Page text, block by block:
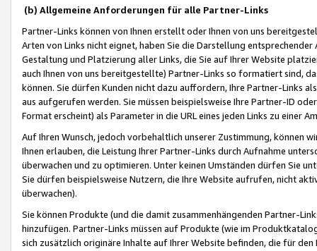
(b) Allgemeine Anforderungen für alle Partner-Links
Partner-Links können von Ihnen erstellt oder Ihnen von uns
Arten von Links nicht eignet, haben Sie die Darstellung
Gestaltung und Platzierung aller Links, die Sie auf Ihrer Website
auch Ihnen von uns bereitgestellte) Partner-Links so formatiert sind,
können. Sie dürfen Kunden nicht dazu auffordern, Ihre Partner-Links
aus aufgerufen werden. Sie müssen beispielsweise Ihre Partner-ID
Format erscheint) als Parameter in die URL eines jeden Links zu einer
Auf Ihren Wunsch, jedoch vorbehaltlich unserer Zustimmung, können
Ihnen erlauben, die Leistung Ihrer Partner-Links durch Aufnahme
überwachen und zu optimieren. Unter keinen Umständen dürfen Sie
Sie dürfen beispielsweise Nutzern, die Ihre Website aufrufen, nicht
überwachen).
Sie können Produkte (und die damit zusammenhängenden Partner-
hinzufügen. Partner-Links müssen auf Produkte (wie im
sich zusätzlich originäre Inhalte auf Ihrer Website befinden, die für